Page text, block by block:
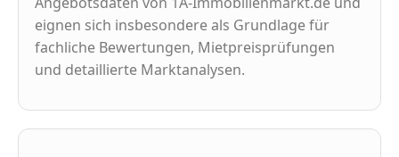
eignen sich insbesondere als Grundlage für
fachliche Bewertungen, Mietpreisprüfungen
und detaillierte Marktanalysen.